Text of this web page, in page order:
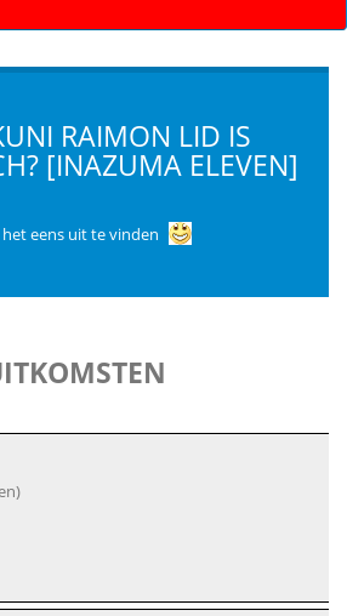
RAIMON LID IS
[INAZUMA ELEVEN]
eens uit te vinden